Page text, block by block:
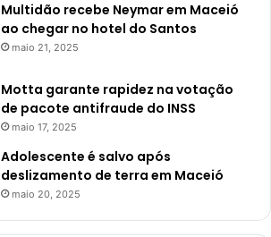
Multidão recebe Neymar em Maceió
ao chegar no hotel do Santos
maio 21, 2025
Motta garante rapidez na votação
de pacote antifraude do INSS
maio 17, 2025
Adolescente é salvo após
deslizamento de terra em Maceió
maio 20, 2025